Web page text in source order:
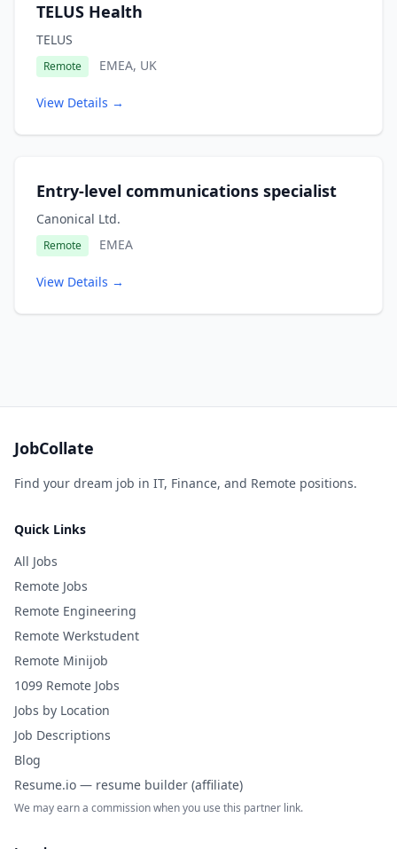
TELUS Health
TELUS
Remote EMEA, UK
View Details →
Entry-level communications specialist
Canonical Ltd.
Remote EMEA
View Details →
JobCollate
Find your dream job in IT, Finance, and Remote positions.
Quick Links
All Jobs
Remote Jobs
Remote Engineering
Remote Werkstudent
Remote Minijob
1099 Remote Jobs
Jobs by Location
Job Descriptions
Blog
Resume.io — resume builder (affiliate)
We may earn a commission when you use this partner link.